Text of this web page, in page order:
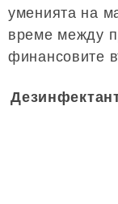
уменията на
време между
финансовите